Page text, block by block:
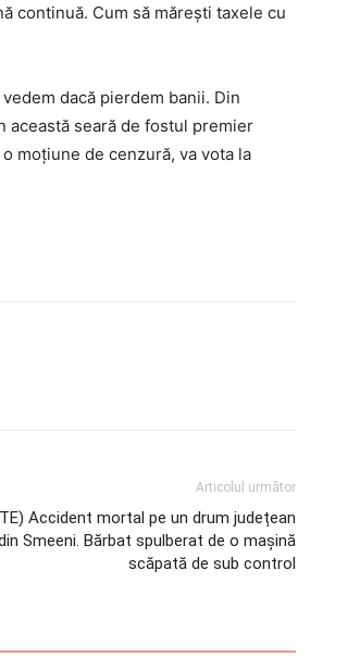
continuă. Cum să mărești taxele cu
dacă pierdem banii. Din
această seară de fostul premier
moțiune de cenzură, va vota la
Articolul următor
Accident mortal pe un drum județean
Smeeni. Bărbat spulberat de o mașină
scăpată de sub control